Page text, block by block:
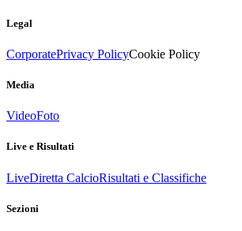
Legal
CorporatePrivacy PolicyCookie Policy
Media
VideoFoto
Live e Risultati
LiveDiretta CalcioRisultati e Classifiche
Sezioni